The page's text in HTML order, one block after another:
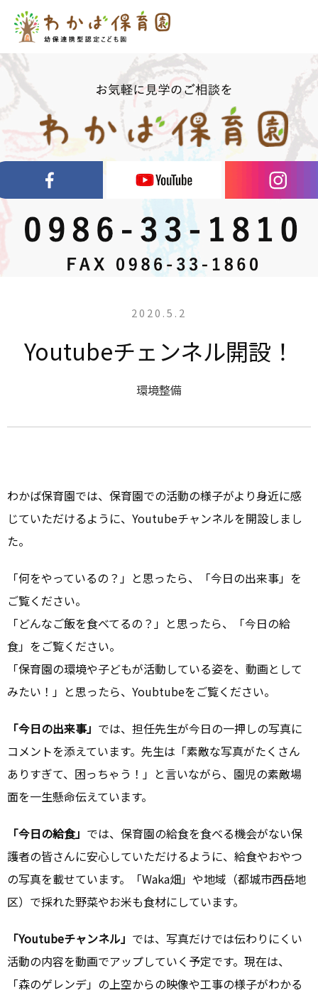
2020.5.2
Youtubeチェンネル開設！
環境整備
わかば保育園では、保育園での活動の様子がより身近に感
じていただけるように、Youtubeチャンネルを開設しまし
た。
「何をやっているの？」と思ったら、「今日の出来事」を
ご覧ください。
「どんなご飯を食べてるの？」と思ったら、「今日の給
食」をご覧ください。
「保育園の環境や子どもが活動している姿を、動画として
みたい！」と思ったら、Youbtubeをご覧ください。
「今日の出来事」 では、担任先生が今日の一押しの写真に
コメントを添えています。先生は「素敵な写真がたくさん
ありすぎて、困っちゃう！」と言いながら、園児の素敵場
面を一生懸命伝えています。
「今日の給食」 では、保育園の給食を食べる機会がない保
護者の皆さんに安心していただけるように、給食やおやつ
の写真を載せています。「Waka畑」や地域（都城市西岳地
区）で採れた野菜やお米も食材にしています。
「Youtubeチャンネル」 では、写真だけでは伝わりにくい
活動の内容を動画でアップしていく予定です。現在は、
「森のゲレンデ」の上空からの映像や工事の様子がわかる